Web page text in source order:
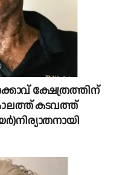
ക്ഷേത്രത്തിന്
കടവത്ത്